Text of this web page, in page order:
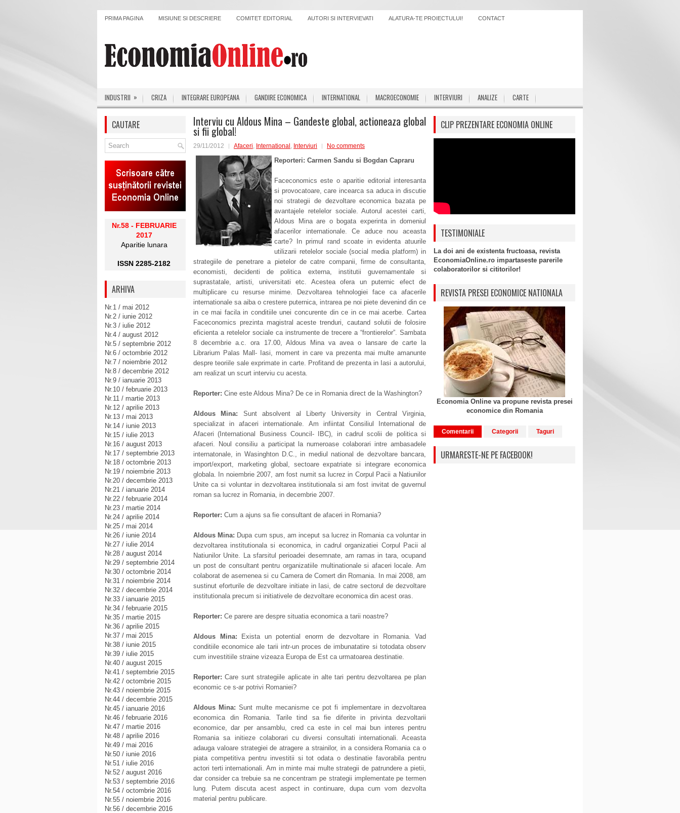
PRIMA PAGINA MISIUNE SI DESCRIERE COMITET EDITORIAL AUTORI SI INTERVIEVATI ALATURA-TE PROIECTULUI! CONTACT
INDUSTRII » CRIZA INTEGRARE EUROPEANA GANDIRE ECONOMICA INTERNATIONAL MACROECONOMIE INTERVIURI ANALIZE CARTE
Interviu cu Aldous Mina – Gandeste global, actioneaza global
si fii global!
29/11/2012 Afaceri, International , Interviuri No comments
Reporteri: Carmen Sandu si Bogdan Capraru
Faceconomics este o aparitie editorial interesanta
si provocatoare, care incearca sa aduca in discutie
noi strategii de dezvoltare economica bazata pe
avantajele retelelor sociale. Autorul acestei carti,
Aldous Mina are o bogata experinta in domeniul
afacerilor internationale. Ce aduce nou aceasta
carte? In primul rand scoate in evidenta atuurile
utilizarii retelelor sociale (social media platform) in
strategiile de penetrare a pietelor de catre companii, firme de consultanta,
economisti, decidenti de politica externa, institutii guvernamentale si
suprastatale, artisti, universitati etc. Acestea ofera un puternic efect de
multiplicare cu resurse minime. Dezvoltarea tehnologiei face ca afacerile
internationale sa aiba o crestere puternica, intrarea pe noi piete devenind din ce
in ce mai facila in conditiile unei concurente din ce in ce mai acerbe. Cartea
Faceconomics prezinta magistral aceste trenduri, cautand solutii de folosire
eficienta a retelelor sociale ca instrumente de trecere a “frontierelor”. Sambata
8 decembrie a.c. ora 17.00, Aldous Mina va avea o lansare de carte la
Librarium Palas Mall- Iasi, moment in care va prezenta mai multe amanunte
despre teoriile sale exprimate in carte. Profitand de prezenta in Iasi a autorului,
am realizat un scurt interviu cu acesta.
Reporter: Cine este Aldous Mina? De ce in Romania direct de la Washington?
Aldous Mina: Sunt absolvent al Liberty University in Central Virginia,
specializat in afaceri internationale. Am infiintat Consiliul International de
Afaceri (International Business Council- IBC), in cadrul scolii de politica si
afaceri. Noul consiliu a participat la numeroase colaborari intre ambasadele
internatonale, in Wasinghton D.C., in mediul national de dezvoltare bancara,
import/export, marketing global, sectoare expatriate si integrare economica
globala. In noiembrie 2007, am fost numit sa lucrez in Corpul Pacii a Natiunilor
Unite ca si voluntar in dezvoltarea institutionala si am fost invitat de guvernul
roman sa lucrez in Romania, in decembrie 2007.
Reporter: Cum a ajuns sa fie consultant de afaceri in Romania?
Aldous Mina: Dupa cum spus, am inceput sa lucrez in Romania ca voluntar in
dezvoltarea institutionala si economica, in cadrul organizatiei Corpul Pacii al
Natiunilor Unite. La sfarsitul perioadei desemnate, am ramas in tara, ocupand
un post de consultant pentru organizatiile multinationale si afaceri locale. Am
colaborat de asemenea si cu Camera de Comert din Romania. In mai 2008, am
sustinut eforturile de dezvoltare initiate in Iasi, de catre sectorul de dezvoltare
institutionala precum si initiativele de dezvoltare economica din acest oras.
Reporter: Ce parere are despre situatia economica a tarii noastre?
Aldous Mina: Exista un potential enorm de dezvoltare in Romania. Vad
conditiile economice ale tarii intr-un proces de imbunatatire si totodata observ
cum investitiile straine vizeaza Europa de Est ca urmatoarea destinatie.
Reporter: Care sunt strategiile aplicate in alte tari pentru dezvoltarea pe plan
economic ce s-ar potrivi Romaniei?
Aldous Mina: Sunt multe mecanisme ce pot fi implementare in dezvoltarea
economica din Romania. Tarile tind sa fie diferite in privinta dezvoltarii
economice, dar per ansamblu, cred ca este in cel mai bun interes pentru
Romania sa initieze colaborari cu diversi consultati internationali. Aceasta
adauga valoare strategiei de atragere a strainilor, in a considera Romania ca o
piata competitiva pentru investitii si tot odata o destinatie favorabila pentru
actori terti internationali. Am in minte mai multe strategii de patrundere a pietii,
dar consider ca trebuie sa ne concentram pe strategii implementate pe termen
lung. Putem discuta acest aspect in continuare, dupa cum vom dezvolta
material pentru publicare.
CAUTARE
Nr.58 - FEBRUARIE
2017
Aparitie lunara
ISSN 2285-2182
ARHIVA
Nr.1 / mai 2012
Nr.2 / iunie 2012
Nr.3 / iulie 2012
Nr.4 / august 2012
Nr.5 / septembrie 2012
Nr.6 / octombrie 2012
Nr.7 / noiembrie 2012
Nr.8 / decembrie 2012
Nr.9 / ianuarie 2013
Nr.10 / februarie 2013
Nr.11 / martie 2013
Nr.12 / aprilie 2013
Nr.13 / mai 2013
Nr.14 / iunie 2013
Nr.15 / iulie 2013
Nr.16 / august 2013
Nr.17 / septembrie 2013
Nr.18 / octombrie 2013
Nr.19 / noiembrie 2013
Nr.20 / decembrie 2013
Nr.21 / ianuarie 2014
Nr.22 / februarie 2014
Nr.23 / martie 2014
Nr.24 / aprilie 2014
Nr.25 / mai 2014
Nr.26 / iunie 2014
Nr.27 / iulie 2014
Nr.28 / august 2014
Nr.29 / septembrie 2014
Nr.30 / octombrie 2014
Nr.31 / noiembrie 2014
Nr.32 / decembrie 2014
Nr.33 / ianuarie 2015
Nr.34 / februarie 2015
Nr.35 / martie 2015
Nr.36 / aprilie 2015
Nr.37 / mai 2015
Nr.38 / iunie 2015
Nr.39 / iulie 2015
Nr.40 / august 2015
Nr.41 / septembrie 2015
Nr.42 / octombrie 2015
Nr.43 / noiembrie 2015
Nr.44 / decembrie 2015
Nr.45 / ianuarie 2016
Nr.46 / februarie 2016
Nr.47 / martie 2016
Nr.48 / aprilie 2016
Nr.49 / mai 2016
Nr.50 / iunie 2016
Nr.51 / iulie 2016
Nr.52 / august 2016
Nr.53 / septembrie 2016
Nr.54 / octombrie 2016
Nr.55 / noiembrie 2016
Nr.56 / decembrie 2016
CLIP PREZENTARE ECONOMIA ONLINE
TESTIMONIALE
La doi ani de existenta fructoasa, revista
EconomiaOnline.ro impartaseste parerile
colaboratorilor si cititorilor!
REVISTA PRESEI ECONOMICE NATIONALA
Economia Online va propune revista presei
economice din Romania
Comentarii Categorii Taguri
URMARESTE-NE PE FACEBOOK!